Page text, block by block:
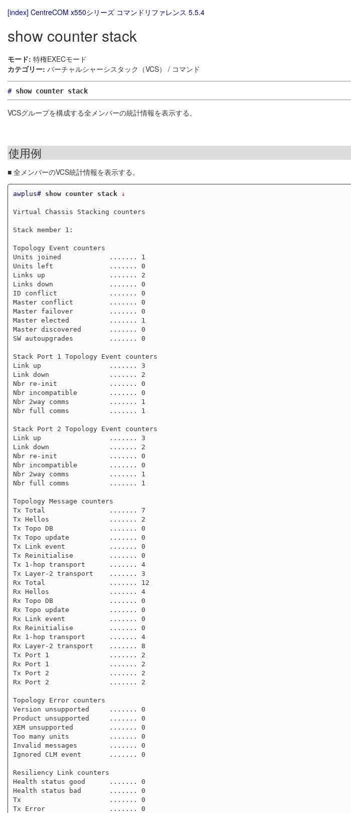
[index] CentreCOM x550シリーズ コマンドリファレンス 5.5.4
show counter stack
モード: 特権EXECモード
カテゴリー: バーチャルシャーシスタック（VCS） / コマンド
# show counter stack
VCSグループを構成する全メンバーの統計情報を表示する。
使用例
■ 全メンバーのVCS統計情報を表示する。
awplus# show counter stack ↓
Virtual Chassis Stacking counters
Stack member 1:
Topology Event counters
Units joined            ....... 1
Units left              ....... 0
Links up                ....... 2
Links down              ....... 0
ID conflict             ....... 0
Master conflict         ....... 0
Master failover         ....... 0
Master elected          ....... 1
Master discovered       ....... 0
SW autoupgrades         ....... 0
Stack Port 1 Topology Event counters
Link up                 ....... 3
Link down               ....... 2
Nbr re-init             ....... 0
Nbr incompatible        ....... 0
Nbr 2way comms          ....... 1
Nbr full comms          ....... 1
Stack Port 2 Topology Event counters
Link up                 ....... 3
Link down               ....... 2
Nbr re-init             ....... 0
Nbr incompatible        ....... 0
Nbr 2way comms          ....... 1
Nbr full comms          ....... 1
Topology Message counters
Tx Total                ....... 7
Tx Hellos               ....... 2
Tx Topo DB              ....... 0
Tx Topo update          ....... 0
Tx Link event           ....... 0
Tx Reinitialise         ....... 0
Tx 1-hop transport      ....... 4
Tx Layer-2 transport    ....... 3
Rx Total                ....... 12
Rx Hellos               ....... 4
Rx Topo DB              ....... 0
Rx Topo update          ....... 0
Rx Link event           ....... 0
Rx Reinitialise         ....... 0
Rx 1-hop transport      ....... 4
Rx Layer-2 transport    ....... 8
Tx Port 1               ....... 2
Rx Port 1               ....... 2
Tx Port 2               ....... 2
Rx Port 2               ....... 2
Topology Error counters
Version unsupported     ....... 0
Product unsupported     ....... 0
XEM unsupported         ....... 0
Too many units          ....... 0
Invalid messages        ....... 0
Ignored CLM event       ....... 0
Resiliency Link counters
Health status good      ....... 0
Health status bad       ....... 0
Tx                      ....... 0
Tx Error                ....... 0